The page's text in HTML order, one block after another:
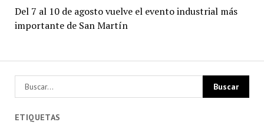
Del 7 al 10 de agosto vuelve el evento industrial más
importante de San Martín
ETIQUETAS